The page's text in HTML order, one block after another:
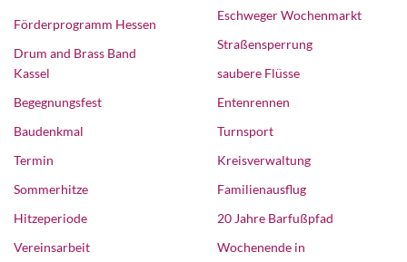
Förderprogramm Hessen
Drum and Brass Band
Kassel
Begegnungsfest
Baudenkmal
Eschweger Wochenmarkt
Straßensperrung
saubere Flüsse
Entenrennen
Turnsport
Termin
Sommerhitze
Hitzeperiode
Vereinsarbeit
Kreisverwaltung
Familienausflug
20 Jahre Barfußpfad
Wochenende in